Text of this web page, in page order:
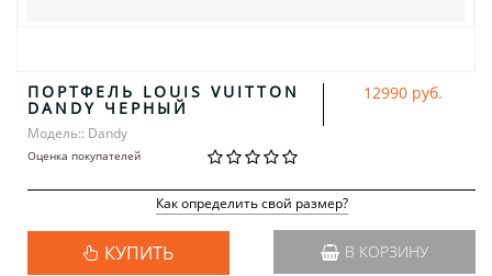
ПОРТФЕЛЬ LOUIS VUITTON
DANDY ЧЕРНЫЙ
Модель:: Dandy
Оценка покупателей
12990 руб.
Как определить свой размер?
КУПИТЬ В КОРЗИНУ